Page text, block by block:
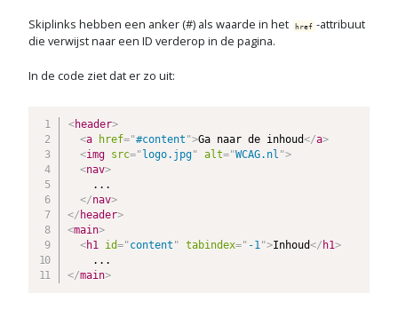
Skiplinks hebben een anker (#) als waarde in het href -attribuut
die verwijst naar een ID verderop in de pagina.
In de code ziet dat er zo uit:
<header​>
<a href="#content ">Ga naar de inhoud</​a​>
<img src="logo.jpg" alt="WCAG.nl ">
<nav​>
    ...
</​nav​>
</ ​header​>
<main​>
<h1 id="content " tabindex=" -1 ">Inhoud</ ​h1​>
</​main​>